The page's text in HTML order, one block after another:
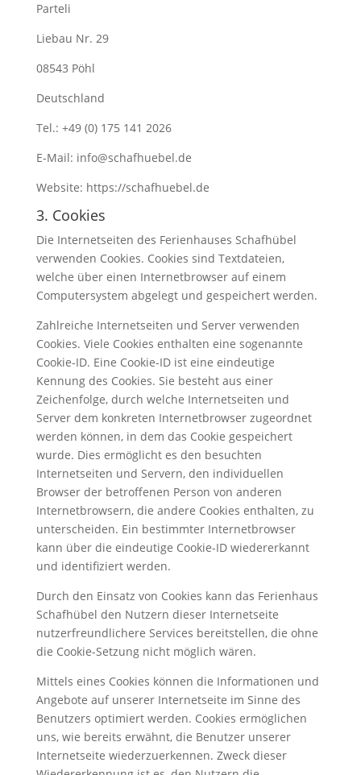
Parteli
Liebau Nr. 29
08543 Pöhl
Deutschland
Tel.: +49 (0) 175 141 2026
E-Mail: info@schafhuebel.de
Website: https://schafhuebel.de
3. Cookies
Die Internetseiten des Ferienhauses Schafhübel
verwenden Cookies. Cookies sind Textdateien,
welche über einen Internetbrowser auf einem
Computersystem abgelegt und gespeichert werden.
Zahlreiche Internetseiten und Server verwenden
Cookies. Viele Cookies enthalten eine sogenannte
Cookie-ID. Eine Cookie-ID ist eine eindeutige
Kennung des Cookies. Sie besteht aus einer
Zeichenfolge, durch welche Internetseiten und
Server dem konkreten Internetbrowser zugeordnet
werden können, in dem das Cookie gespeichert
wurde. Dies ermöglicht es den besuchten
Internetseiten und Servern, den individuellen
Browser der betroffenen Person von anderen
Internetbrowsern, die andere Cookies enthalten, zu
unterscheiden. Ein bestimmter Internetbrowser
kann über die eindeutige Cookie-ID wiedererkannt
und identifiziert werden.
Durch den Einsatz von Cookies kann das Ferienhaus
Schafhübel den Nutzern dieser Internetseite
nutzerfreundlichere Services bereitstellen, die ohne
die Cookie-Setzung nicht möglich wären.
Mittels eines Cookies können die Informationen und
Angebote auf unserer Internetseite im Sinne des
Benutzers optimiert werden. Cookies ermöglichen
uns, wie bereits erwähnt, die Benutzer unserer
Internetseite wiederzuerkennen. Zweck dieser